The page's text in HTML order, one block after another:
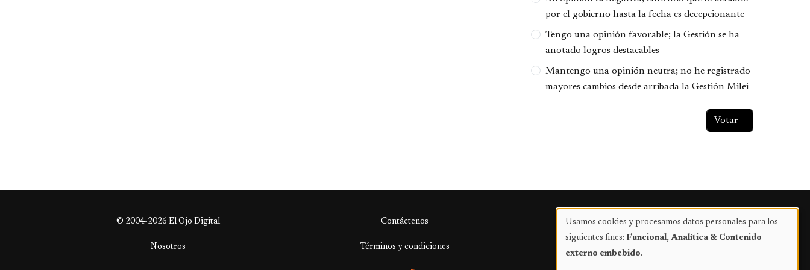
por el gobierno hasta la fecha es decepcionante
Tengo una opinión favorable; la Gestión se ha
anotado logros destacables
Mantengo una opinión neutra; no he registrado
mayores cambios desde arribada la Gestión Milei
© 2004-2026 El Ojo Digital Contáctenos Publicidad
Nosotros Términos y condiciones
Uso
de
Usamos cookies y procesamos datos personales para los
siguientes fines: Funcional, Analítica & Contenido
externo embebido.